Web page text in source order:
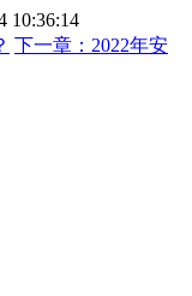
10:36:14
下一章： 2022年安